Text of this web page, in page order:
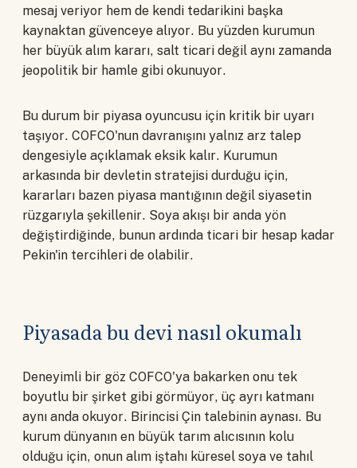
mesaj veriyor hem de kendi tedarikini başka
kaynaktan güvenceye alıyor. Bu yüzden kurumun
her büyük alım kararı, salt ticari değil aynı zamanda
jeopolitik bir hamle gibi okunuyor.
Bu durum bir piyasa oyuncusu için kritik bir uyarı
taşıyor. COFCO'nun davranışını yalnız arz talep
dengesiyle açıklamak eksik kalır. Kurumun
arkasında bir devletin stratejisi durduğu için,
kararları bazen piyasa mantığının değil siyasetin
rüzgarıyla şekillenir. Soya akışı bir anda yön
değiştirdiğinde, bunun ardında ticari bir hesap kadar
Pekin'in tercihleri de olabilir.
Piyasada bu devi nasıl okumalı
Deneyimli bir göz COFCO'ya bakarken onu tek
boyutlu bir şirket gibi görmüyor, üç ayrı katmanı
aynı anda okuyor. Birincisi Çin talebinin aynası. Bu
kurum dünyanın en büyük tarım alıcısının kolu
olduğu için, onun alım iştahı küresel soya ve tahıl